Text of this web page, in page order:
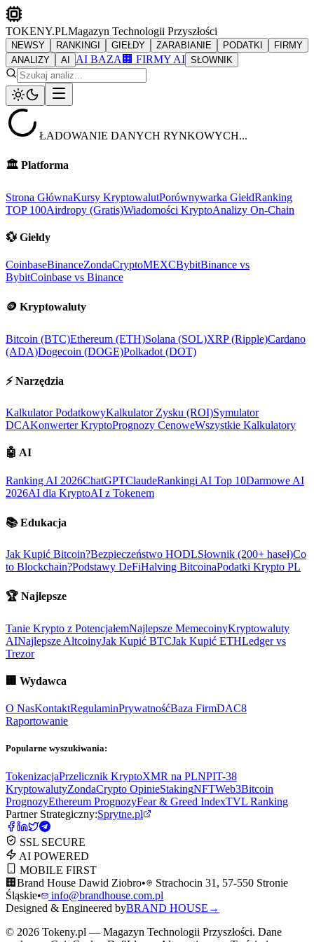
TOKENY.PLMagazyn Technologii Przyszłości
NEWSY RANKINGI GIEŁDY ZARABIANIE PODATKI
FIRMY
ANALIZY
AI AI BAZA 🏢 FIRMY AI SŁOWNIK
ŁADOWANIE DANYCH RYNKOWYCH...
🏛️ Platforma
Strona GłównaKursy KryptowalutPorównywarka GiełdRanking
TOP 100Airdropy (Gratis)Wiadomości KryptoAnalizy On-Chain
💱 Giełdy
CoinbaseBinanceZondaCryptoMEXCBybitBinance vs
BybitCoinbase vs Binance
🪙 Kryptowaluty
Bitcoin (BTC)Ethereum (ETH)Solana (SOL)XRP (Ripple)Cardano
(ADA)Dogecoin (DOGE)Polkadot (DOT)
⚡ Narzędzia
Kalkulator PodatkowyKalkulator Zysku (ROI)Symulator
DCAKonwerter KryptoPrognozy CenoweWszystkie Kalkulatory
🤖 AI
Ranking AI 2026ChatGPTClaudeRankingi AI Top 10Darmowe AI
2026AI dla KryptoAI z Tokenem
📚 Edukacja
Jak Kupić Bitcoin?Bezpieczeństwo HODLSłownik (200+ haseł)Co
to Blockchain?Podstawy DeFiHalving BitcoinaPodatki Krypto PL
🏆 Najlepsze
Tanie Krypto z PotencjałemNajlepsze MemecoinyKryptowaluty
AINajlepsze AltcoinyJak Kupić BTCJak Kupić ETHLedger vs
Trezor
🏢 Wydawca
O NasKontaktRegulaminPrywatnośćBaza FirmDAC8
Raportowanie
Popularne wyszukiwania:
TokenizacjaPrzelicznik KryptoXMR na PLNPIT-38
KryptowalutyZondaCrypto OpinieStakingNFTWeb3Bitcoin
PrognozyEthereum PrognozyFear & Greed IndexTVL Ranking
Partner Strategiczny:Sprytne.pl
SSL SECURE
AI POWERED
MOBILE FIRST
🏢 Brand House Dawid Ziobro•
Strachocin 31, 57-550 Stronie
Śląskie•
info@brandhouse.com.pl
Designed & Engineered byBRAND HOUSE →
© 2026 Tokeny.pl — Magazyn Technologii Przyszłości. Dane